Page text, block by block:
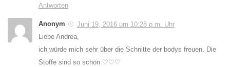
Antworten
Anonym
Juni 19, 2016 um 10:28 p.m. Uhr
Liebe Andrea,
ich würde mich sehr über die Schnitte der bodys freuen. Die
Stoffe sind so schön ♡♡♡